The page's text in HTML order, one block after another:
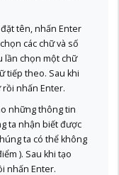
tên, nhấn Enter
các chữ và số
lần chọn một chữ
tiếp theo. Sau khi
nhấn Enter.
những thông tin
ta nhận biết được
ta có thể không
). Sau khi tạo
nhấn Enter.